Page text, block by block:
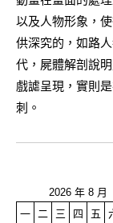
以及人物形象，
供深究的，如路
代，屍體解剖說
戲謔呈現，實則
刺。
2026 年 8 月
一 二 三 四 五